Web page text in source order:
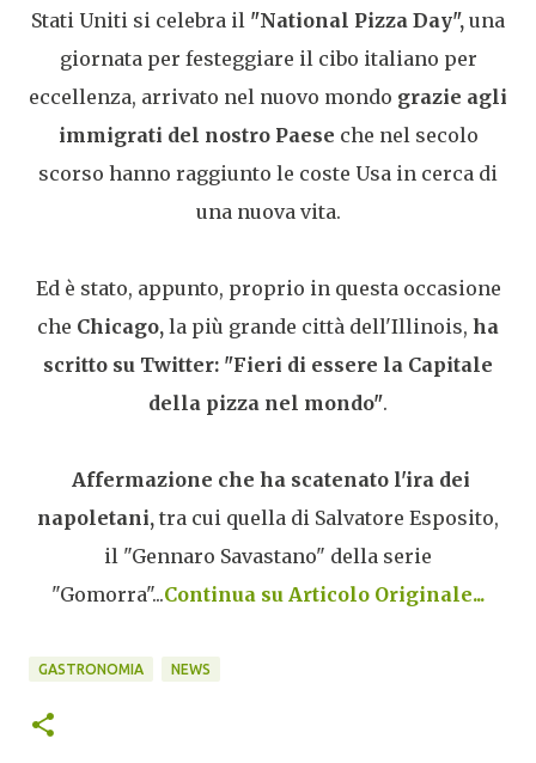
Stati Uniti si celebra il "National Pizza Day", una
giornata per festeggiare il cibo italiano per
eccellenza, arrivato nel nuovo mondo grazie agli
immigrati del nostro Paese che nel secolo
scorso hanno raggiunto le coste Usa in cerca di
una nuova vita.
Ed è stato, appunto, proprio in questa occasione
che Chicago, la più grande città dell'Illinois, ha
scritto su Twitter: "Fieri di essere la Capitale
della pizza nel mondo".
Affermazione che ha scatenato l'ira dei
napoletani, tra cui quella di Salvatore Esposito,
il "Gennaro Savastano" della serie
"Gomorra"...Continua su Articolo Originale...
GASTRONOMIA NEWS